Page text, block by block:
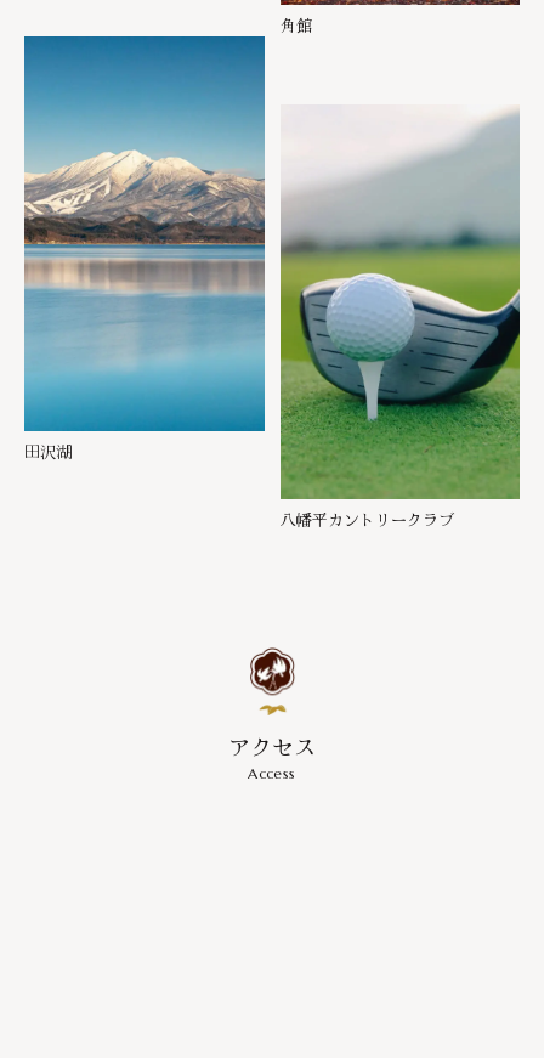
角館
田沢湖
八幡平カントリークラブ
アクセス
Access